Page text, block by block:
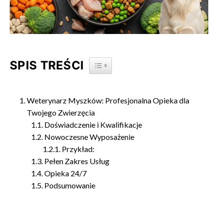
SPIS TREŚCI TOGGLE TABLE OF CONTENT
Weterynarz Myszków: Profesjonalna Opieka dla
Twojego Zwierzęcia
Doświadczenie i Kwalifikacje
Nowoczesne Wyposażenie
Przykład:
Pełen Zakres Usług
Opieka 24/7
Podsumowanie